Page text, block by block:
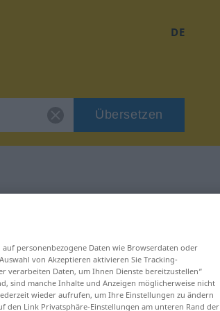
DE
Übersetzen
personenbezogene Daten wie Browserdaten oder
von Akzeptieren aktivieren Sie Tracking-
verarbeiten Daten, um Ihnen Dienste bereitzustellen“
sind manche Inhalte und Anzeigen möglicherweise nicht
wieder aufrufen, um Ihre Einstellungen zu ändern
Link Privatsphäre-Einstellungen am unteren Rand der